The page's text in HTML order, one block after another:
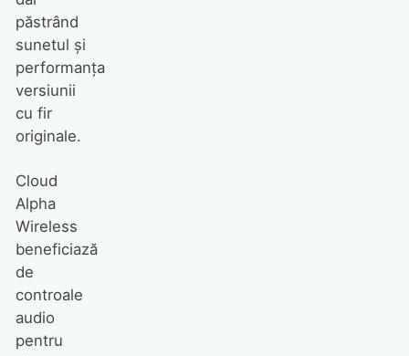
păstrând
sunetul și
performanța
versiunii
cu fir
originale.
Cloud
Alpha
Wireless
beneficiază
de
controale
audio
pentru